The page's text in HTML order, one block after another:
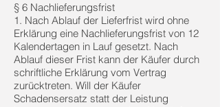
§ 6 Nachlieferungsfrist
1. Nach Ablauf der Lieferfrist wird ohne
Erklärung eine Nachlieferungsfrist von 12
Kalendertagen in Lauf gesetzt. Nach
Ablauf dieser Frist kann der Käufer durch
schriftliche Erklärung vom Vertrag
zurücktreten. Will der Käufer
Schadensersatz statt der Leistung